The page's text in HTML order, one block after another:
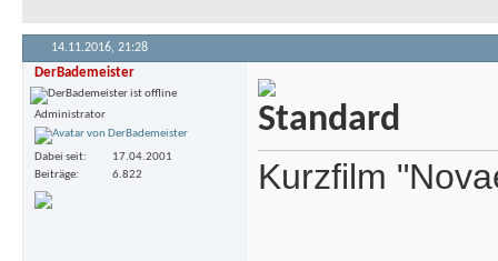
14.11.2016, 21:28
DerBademeister
Administrator
Dabei seit
17.04.2001
Beiträge
6.822 Kurzfilm